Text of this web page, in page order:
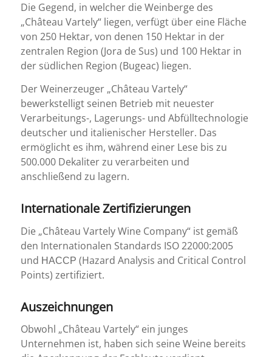
Die Gegend, in welcher die Weinberge des
„Château Vartely“ liegen, verfügt über eine Fläche
von 250 Hektar, von denen 150 Hektar in der
zentralen Region (Jora de Sus) und 100 Hektar in
der südlichen Region (Bugeac) liegen.
Der Weinerzeuger „Château Vartely“
bewerkstelligt seinen Betrieb mit neuester
Verarbeitungs-, Lagerungs- und Abfülltechnologie
deutscher und italienischer Hersteller. Das
ermöglicht es ihm, während einer Lese bis zu
500.000 Dekaliter zu verarbeiten und
anschließend zu lagern.
Internationale Zertifizierungen
Die „Château Vartely Wine Company“ ist gemäß
den Internationalen Standards ISO 22000:2005
und НАССР (Hazard Analysis and Critical Control
Points) zertifiziert.
Auszeichnungen
Obwohl „Château Vartely“ ein junges
Unternehmen ist, haben sich seine Weine bereits